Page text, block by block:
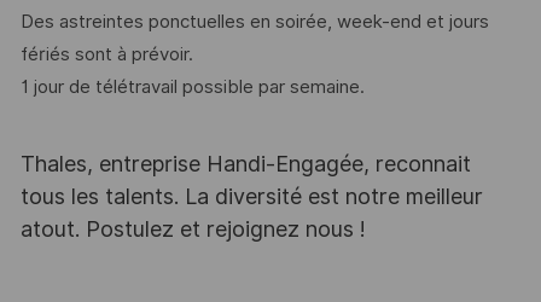
Des astreintes ponctuelles en soirée, week-end et jours
fériés sont à prévoir.
1 jour de télétravail possible par semaine.
Thales, entreprise Handi-Engagée, reconnait
tous les talents. La diversité est notre meilleur
atout. Postulez et rejoignez nous !